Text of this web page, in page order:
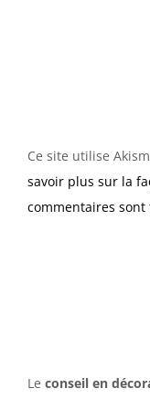
Ce site utilise
savoir plus sur la
commentaires sont
Le conseil en